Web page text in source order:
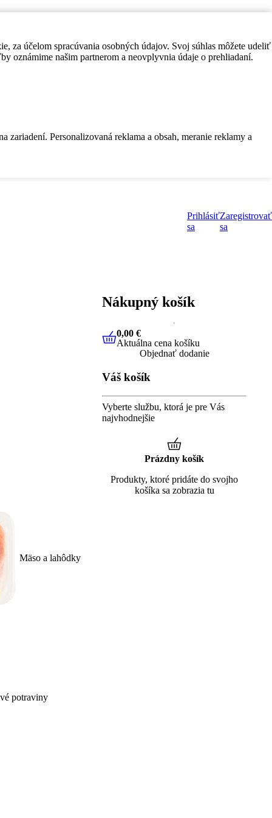
za účelom spracúvania osobných údajov. Svoj súhlas môžete udeliť
oznámime našim partnerom a neovplyvnia údaje o prehliadaní.
Personalizovaná reklama a obsah, meranie reklamy a
Prihlásiť
sa
Zaregistrovať
sa
Mäso a lahôdky
potraviny
Nákupný košík
0,00 €Aktuálna cena košíku
0,00 €
Aktuálna cena košíku
Objednať dodanie
Váš košík
Vyberte službu, ktorá je pre Vás
najvhodnejšie
Prázdny košík
Produkty, ktoré pridáte do svojho
košíka sa zobrazia tu